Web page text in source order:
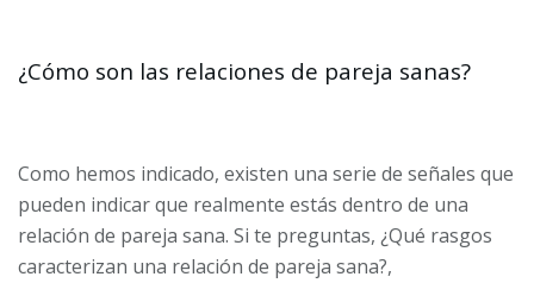
¿Cómo son las relaciones de pareja sanas?
Como hemos indicado, existen una serie de señales que
pueden indicar que realmente estás dentro de una
relación de pareja sana. Si te preguntas, ¿Qué rasgos
caracterizan una relación de pareja sana?,